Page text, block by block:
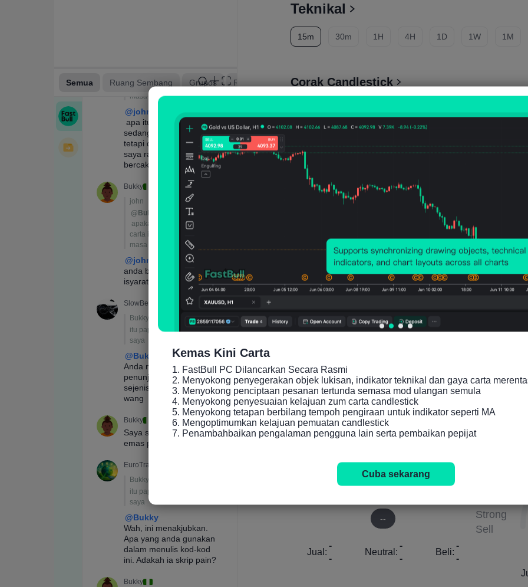
Rendah
Teknikal
15m 30m 1H 4H 1D 1W 1M
Corak Candlestick
Oscillators
Neutral
Strong
--
Jual:
-
-
Neutral:
-
-
Beli:
-
-
Strong
Sell
Kemas Kini Carta
1. FastBull PC Dilancarkan Secara Rasmi
2. Menyokong penyegerakan objek lukisan, indikator teknikal dan gaya carta
3. Menyokong penciptaan pesanan tertunda semasa mod ulangan semula
4. Menyokong penyesuaian kelajuan zum carta candlestick
5. Menyokong tetapan berbilang tempoh pengiraan untuk indikator seperti MA
6. Mengoptimumkan kelajuan pemuatan candlestick
7. Penambahbaikan pengalaman pengguna lain serta pembaikan pepijat
Cuba sekarang